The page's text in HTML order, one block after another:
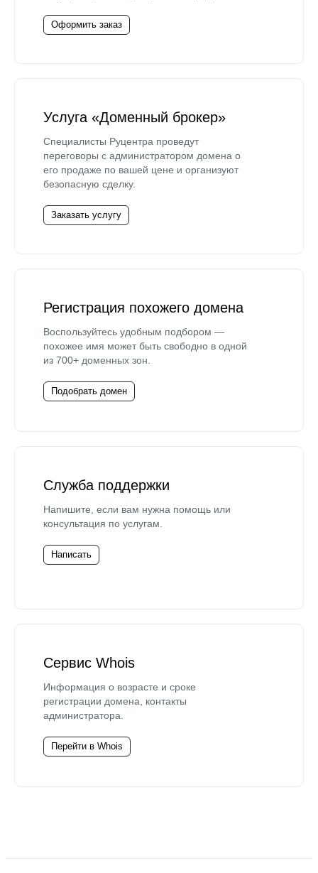
Оформить заказ
Услуга «Доменный брокер»
Специалисты Руцентра проведут
переговоры с администратором домена о
его продаже по вашей цене и организуют
безопасную сделку.
Заказать услугу
Регистрация похожего домена
Воспользуйтесь удобным подбором —
похожее имя может быть свободно в одной
из 700+ доменных зон.
Подобрать домен
Служба поддержки
Напишите, если вам нужна помощь или
консультация по услугам.
Написать
Сервис Whois
Информация о возрасте и сроке
регистрации домена, контакты
администратора.
Перейти в Whois